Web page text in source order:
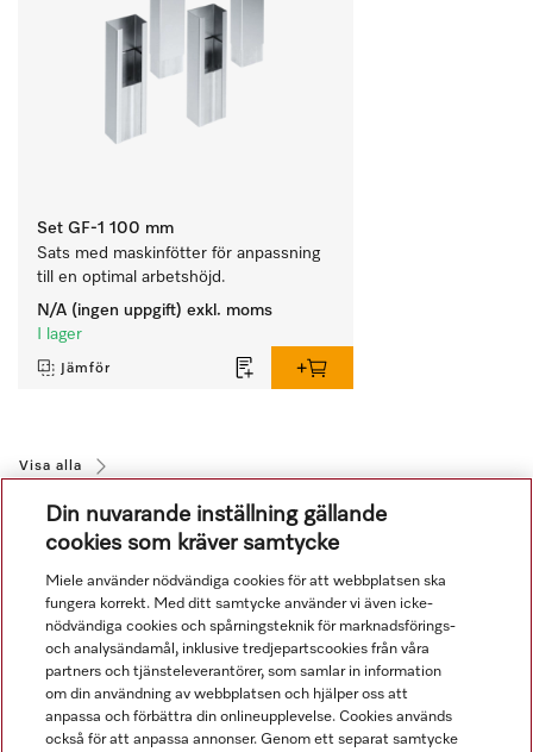
Set GF-1 100 mm
Sats med maskinfötter för anpassning
till en optimal arbetshöjd.
N/A (ingen uppgift) exkl. moms
I lager
Jämför
Visa alla
Navigering
Service
Din nuvarande inställning gällande
cookies som kräver samtycke
Miele använder nödvändiga cookies för att webbplatsen ska
fungera korrekt. Med ditt samtycke använder vi även icke-
nödvändiga cookies och spårningsteknik för marknadsförings-
och analysändamål, inklusive tredjepartscookies från våra
partners och tjänsteleverantörer, som samlar in information
om din användning av webbplatsen och hjälper oss att
anpassa och förbättra din onlineupplevelse. Cookies används
också för att anpassa annonser. Genom ett separat samtycke